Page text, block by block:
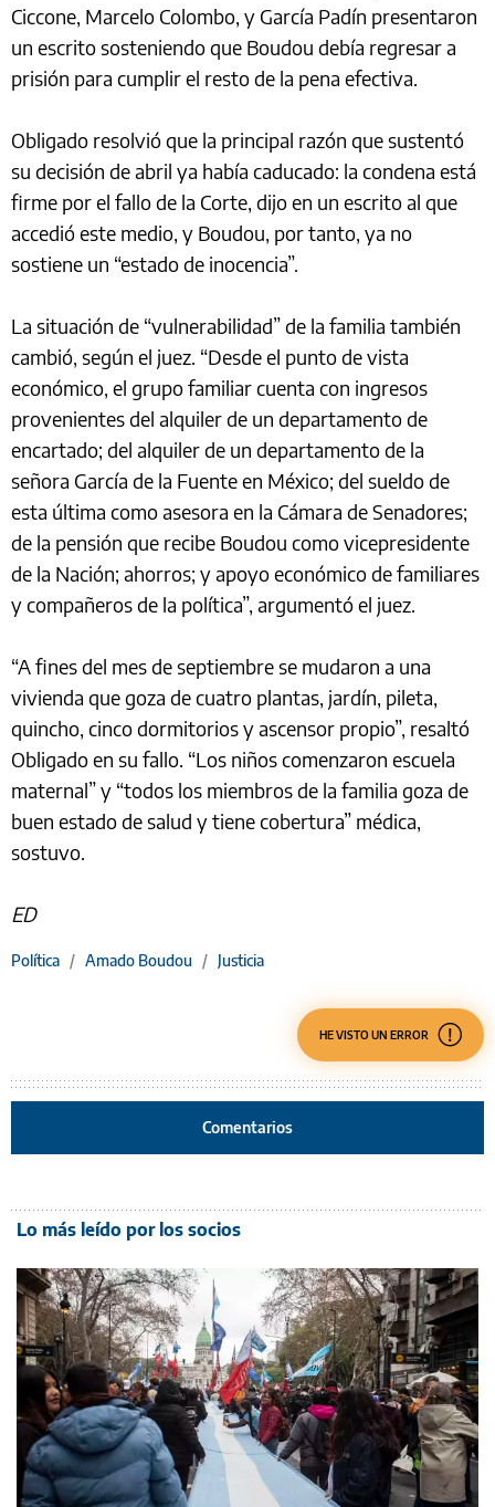
Ciccone, Marcelo Colombo, y García Padín presentaron
un escrito sosteniendo que Boudou debía regresar a
prisión para cumplir el resto de la pena efectiva.
Obligado resolvió que la principal razón que sustentó
su decisión de abril ya había caducado: la condena está
firme por el fallo de la Corte, dijo en un escrito al que
accedió este medio, y Boudou, por tanto, ya no
sostiene un “estado de inocencia”.
La situación de “vulnerabilidad” de la familia también
cambió, según el juez. “Desde el punto de vista
económico, el grupo familiar cuenta con ingresos
provenientes del alquiler de un departamento de
encartado; del alquiler de un departamento de la
señora García de la Fuente en México; del sueldo de
esta última como asesora en la Cámara de Senadores;
de la pensión que recibe Boudou como vicepresidente
de la Nación; ahorros; y apoyo económico de familiares
y compañeros de la política”, argumentó el juez.
“A fines del mes de septiembre se mudaron a una
vivienda que goza de cuatro plantas, jardín, pileta,
quincho, cinco dormitorios y ascensor propio”, resaltó
Obligado en su fallo. “Los niños comenzaron escuela
maternal” y “todos los miembros de la familia goza de
buen estado de salud y tiene cobertura” médica,
sostuvo.
ED
Política / Amado Boudou / Justicia
HE VISTO UN ERROR
Comentarios
Lo más leído por los socios